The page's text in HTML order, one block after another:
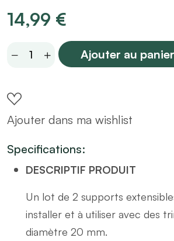
14,99 €
supports
extensibles
-
L190
D20
mm)
Ajouter au panier
Ajouter dans ma wishlist
Specifications:
DESCRIPTIF PRODUIT
Un lot de 2 supports
installer et à utiliser avec des
diamètre 20 mm.